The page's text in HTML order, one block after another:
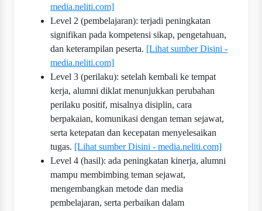
media.neliti.com]
Level 2 (pembelajaran): terjadi peningkatan
signifikan pada kompetensi sikap, pengetahuan,
dan keterampilan peserta. [Lihat sumber Disini -
media.neliti.com]
Level 3 (perilaku): setelah kembali ke tempat
kerja, alumni diklat menunjukkan perubahan
perilaku positif, misalnya disiplin, cara
berpakaian, komunikasi dengan teman sejawat,
serta ketepatan dan kecepatan menyelesaikan
tugas. [Lihat sumber Disini - media.neliti.com]
Level 4 (hasil): ada peningkatan kinerja, alumni
mampu membimbing teman sejawat,
mengembangkan metode dan media
pembelajaran, serta perbaikan dalam